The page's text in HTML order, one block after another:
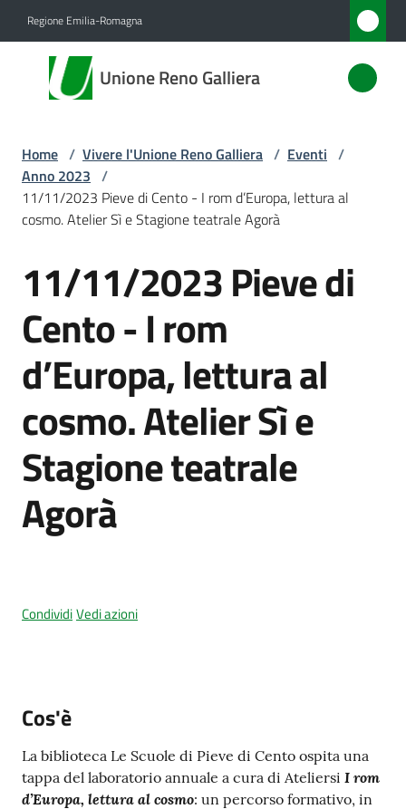
Regione Emilia-Romagna
Unione Reno Galliera
Unione
Reno
Amministrazione
Servizi
Vivere
l'Unione
Menu selezionato
Amministrazione
trasparente
Home / Vivere l'Unione Reno Galliera / Eventi /
Anno 2023 /
11/11/2023 Pieve di Cento - I rom d’Europa, lettura al
cosmo. Atelier Sì e Stagione teatrale Agorà
Salta al contenuto
11/11/2023 Pieve di
Cento - I rom
d’Europa, lettura al
cosmo. Atelier Sì e
Stagione teatrale
Agorà
CondividiVedi azioni
Cos'è
La biblioteca Le Scuole di Pieve di Cento ospita una
tappa del laboratorio annuale a cura di Ateliersi I rom
d’Europa, lettura al cosmo: un percorso formativo, in